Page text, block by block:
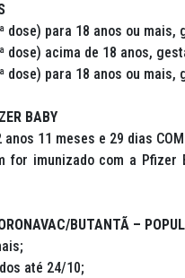
dose) para 18 anos ou
dose) acima de 18 anos,
dose) para 18 anos ou
BABY
11 meses e 29 dias COM
for imunizado com a
BUTANTÃ –
até 24/10;